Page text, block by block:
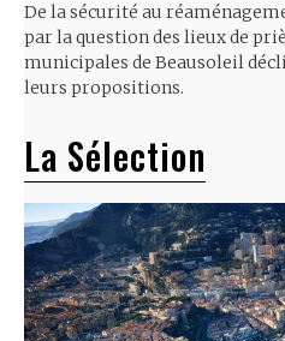
De la sécurité au
par la question des lieux de
municipales de Beausoleil
leurs propositions.
La Sélection